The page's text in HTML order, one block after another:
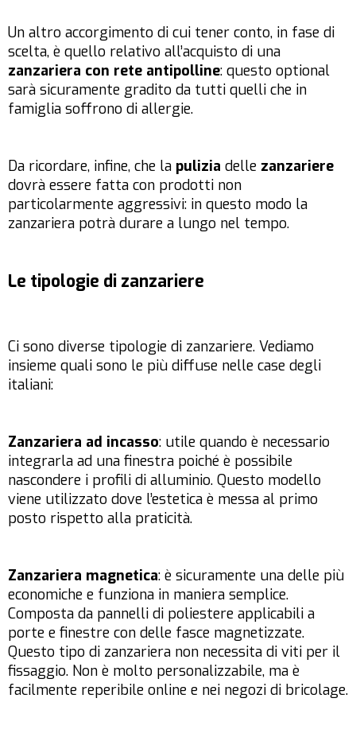
Un altro accorgimento di cui tener conto, in fase di
scelta, è quello relativo all’acquisto di una
zanzariera con rete antipolline: questo optional
sarà sicuramente gradito da tutti quelli che in
famiglia soffrono di allergie.
Da ricordare, infine, che la pulizia delle zanzariere
dovrà essere fatta con prodotti non
particolarmente aggressivi: in questo modo la
zanzariera potrà durare a lungo nel tempo.
Le tipologie di zanzariere
Ci sono diverse tipologie di zanzariere. Vediamo
insieme quali sono le più diffuse nelle case degli
italiani:
Zanzariera ad incasso: utile quando è necessario
integrarla ad una finestra poiché è possibile
nascondere i profili di alluminio. Questo modello
viene utilizzato dove l’estetica è messa al primo
posto rispetto alla praticità.
Zanzariera magnetica: è sicuramente una delle più
economiche e funziona in maniera semplice.
Composta da pannelli di poliestere applicabili a
porte e finestre con delle fasce magnetizzate.
Questo tipo di zanzariera non necessita di viti per il
fissaggio. Non è molto personalizzabile, ma è
facilmente reperibile online e nei negozi di bricolage.